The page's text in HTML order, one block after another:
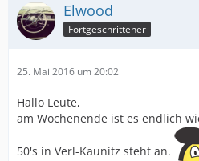
Elwood
Fortgeschrittener
25. Mai 2016 um 20:02
Hallo Leute,
am Wochenende ist es endlich
50's in Verl-Kaunitz steht an.